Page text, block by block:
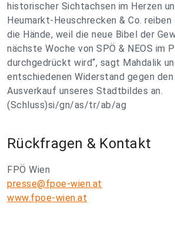
historischer Sichtachsen im Herzen
Heumarkt-Heuschrecken & Co.
die Hände, weil die neue Bibel der
nächste Woche von SPÖ & NEOS im
durchgedrückt wird“, sagt Mahdalik
entschiedenen Widerstand gegen
Ausverkauf unseres Stadtbildes an.
(Schluss)si/gn/as/tr/ab/ag
Rückfragen & Kontakt
FPÖ Wien
presse@fpoe-wien.at
www.fpoe-wien.at